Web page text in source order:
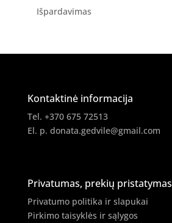
Išpardavimas
Kontaktinė informacija
Tel. +370 675 72513
El. p. donata.gedvile@gmail.com
Privatumas, prekių pristatymas
Privatumo politika ir slapukai
Pirkimo taisyklės ir sąlygos